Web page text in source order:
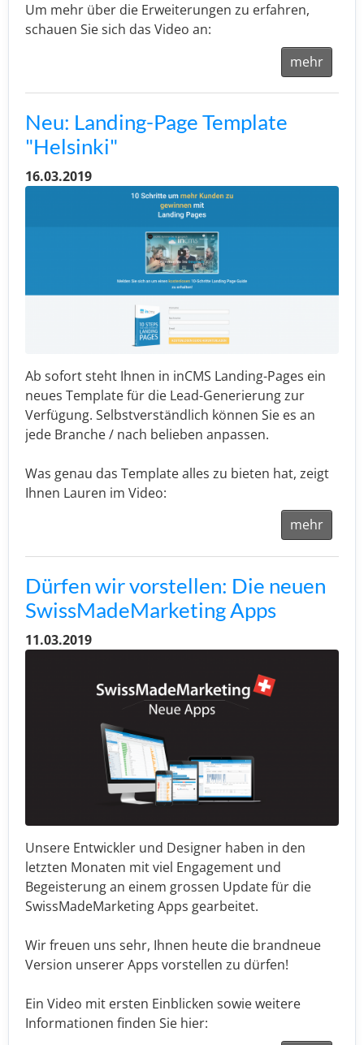
Um mehr über die Erweiterungen zu erfahren,
schauen Sie sich das Video an:
mehr
Neu: Landing-Page Template
"Helsinki"
16.03.2019
Ab sofort steht Ihnen in inCMS Landing-Pages ein
neues Template für die Lead-Generierung zur
Verfügung. Selbstverständlich können Sie es an
jede Branche / nach belieben anpassen.
Was genau das Template alles zu bieten hat, zeigt
Ihnen Lauren im Video:
mehr
Dürfen wir vorstellen: Die neuen
SwissMadeMarketing Apps
11.03.2019
Unsere Entwickler und Designer haben in den
letzten Monaten mit viel Engagement und
Begeisterung an einem grossen Update für die
SwissMadeMarketing Apps gearbeitet.
Wir freuen uns sehr, Ihnen heute die brandneue
Version unserer Apps vorstellen zu dürfen!
Ein Video mit ersten Einblicken sowie weitere
Informationen finden Sie hier: